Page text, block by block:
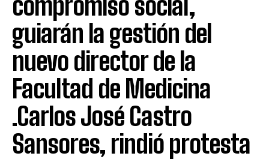
compromiso social,
guiarán la gestión del
nuevo director de la
Facultad de Medicina
.Carlos José Castro
Sansores, rindió protesta